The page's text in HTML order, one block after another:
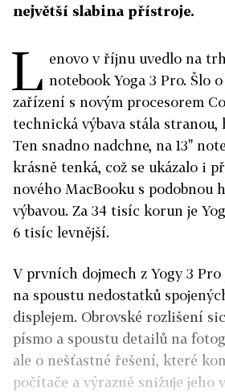
největší slabina přístroje.
L enovo v říjnu uvedlo na
notebook Yoga 3 Pro. Šlo
zařízení s novým procesorem
technická výbava stála stranou,
Ten snadno nadchne, na 13"
krásně tenká, což se ukázalo i
nového MacBooku s podobnou
výbavou. Za 34 tisíc korun je
6 tisíc levnější.
V prvních dojmech z Yogy 3
na spoustu nedostatků
displejem. Obrovské rozlišení
písmo a spoustu detailů na
ale o nešťastné řešení, které
počítače a výrazně snižuje jeho